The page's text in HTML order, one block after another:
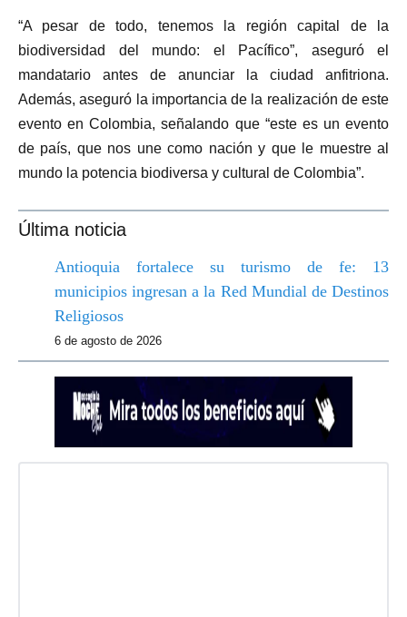
“A pesar de todo, tenemos la región capital de la
biodiversidad del mundo: el Pacífico”, aseguró el
mandatario antes de anunciar la ciudad anfitriona.
Además, aseguró la importancia de la realización de este
evento en Colombia, señalando que “este es un evento
de país, que nos une como nación y que le muestre al
mundo la potencia biodiversa y cultural de Colombia”.
Última noticia
Antioquia fortalece su turismo de fe: 13
municipios ingresan a la Red Mundial de Destinos
Religiosos
6 de agosto de 2026